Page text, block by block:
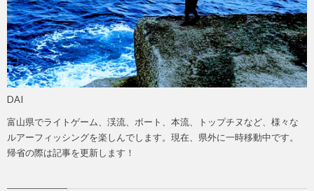
DAI
富山県でライトゲーム、渓流、ボート、本流、トップチヌなど、様々な
ルアーフィッシングを楽しんでします。現在、県外に一時移動中です。
帰省の際は記事を更新します！